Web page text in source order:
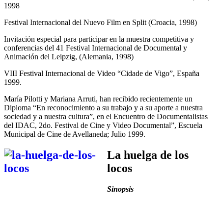
1998
Festival Internacional del Nuevo Film en Split (Croacia, 1998)
Invitación especial para participar en la muestra competitiva y
conferencias del 41 Festival Internacional de Documental y
Animación del Leipzig, (Alemania, 1998)
VIII Festival Internacional de Video “Cidade de Vigo”, España
1999.
María Pilotti y Mariana Arruti, han recibido recientemente un
Diploma “En reconocimiento a su trabajo y a su aporte a nuestra
sociedad y a nuestra cultura”, en el Encuentro de Documentalistas
del IDAC, 2do. Festival de Cine y Video Documental”, Escuela
Municipal de Cine de Avellaneda; Julio 1999.
La huelga de los
locos
Sinopsis